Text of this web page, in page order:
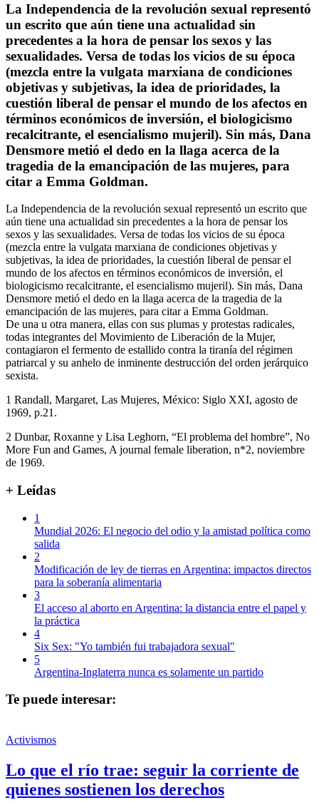
La Independencia de la revolución sexual representó
un escrito que aún tiene una actualidad sin
precedentes a la hora de pensar los sexos y las
sexualidades. Versa de todas los vicios de su época
(mezcla entre la vulgata marxiana de condiciones
objetivas y subjetivas, la idea de prioridades, la
cuestión liberal de pensar el mundo de los afectos en
términos económicos de inversión, el biologicismo
recalcitrante, el esencialismo mujeril). Sin más, Dana
Densmore metió el dedo en la llaga acerca de la
tragedia de la emancipación de las mujeres, para
citar a Emma Goldman.
La Independencia de la revolución sexual representó un escrito que
aún tiene una actualidad sin precedentes a la hora de pensar los
sexos y las sexualidades. Versa de todas los vicios de su época
(mezcla entre la vulgata marxiana de condiciones objetivas y
subjetivas, la idea de prioridades, la cuestión liberal de pensar el
mundo de los afectos en términos económicos de inversión, el
biologicismo recalcitrante, el esencialismo mujeril). Sin más, Dana
Densmore metió el dedo en la llaga acerca de la tragedia de la
emancipación de las mujeres, para citar a Emma Goldman.
De una u otra manera, ellas con sus plumas y protestas radicales,
todas integrantes del Movimiento de Liberación de la Mujer,
contagiaron el fermento de estallido contra la tiranía del régimen
patriarcal y su anhelo de inminente destrucción del orden jerárquico
sexista.
1 Randall, Margaret, Las Mujeres, México: Siglo XXI, agosto de
1969, p.21.
2 Dunbar, Roxanne y Lisa Leghorn, “El problema del hombre”, No
More Fun and Games, A journal female liberation, n*2, noviembre
de 1969.
+ Leídas
1
Mundial 2026: El negocio del odio y la amistad política como
salida
2
Modificación de ley de tierras en Argentina: impactos directos
para la soberanía alimentaria
3
El acceso al aborto en Argentina: la distancia entre el papel y
la práctica
4
Six Sex: "Yo también fui trabajadora sexual"
5
Argentina-Inglaterra nunca es solamente un partido
Te puede interesar:
Activismos
Lo que el río trae: seguir la corriente de
quienes sostienen los derechos